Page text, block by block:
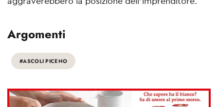
Argomenti
#ASCOLI PICENO